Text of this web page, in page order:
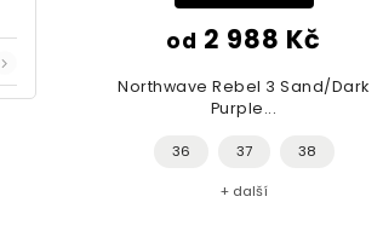
od 2 988 Kč
Northwave Rebel 3 Sand/Dark
Purple...
36 37 38
+ další